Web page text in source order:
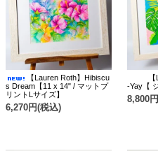
【Lauren Roth】Hibiscu
s Dream【11 x 14" / マットプ
リントLサイズ】
6,270円(税込)
-Yay【
8,800